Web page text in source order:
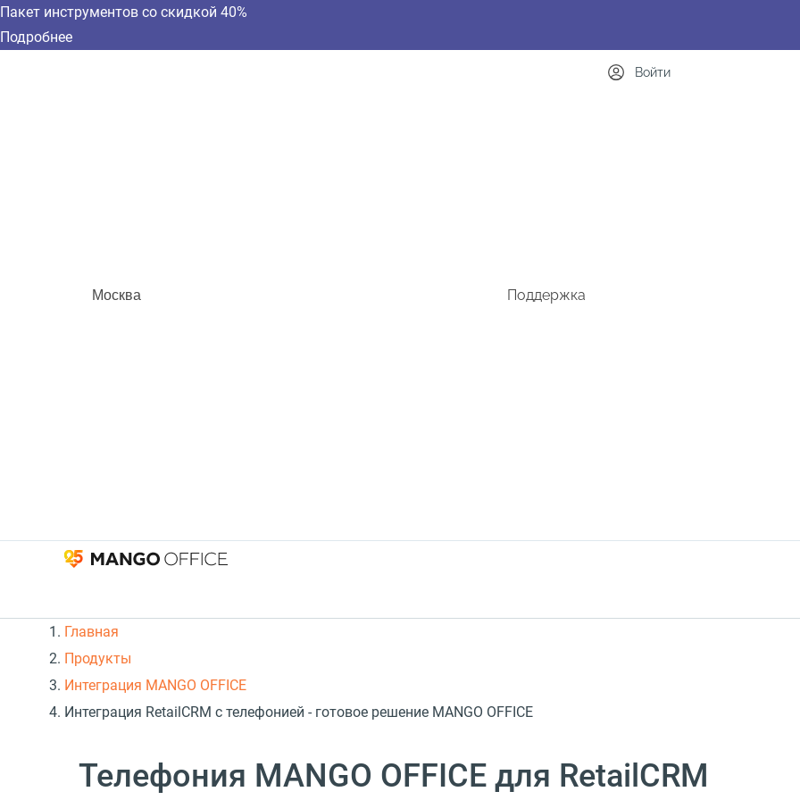
Пакет инструментов со скидкой 40%
Подробнее
Москва Поддержка
Войти
Главная
Продукты
Интеграция MANGO OFFICE
Интеграция RetailCRM с телефонией - готовое решение MANGO OFFICE
Телефония MANGO OFFICE для RetailCRM